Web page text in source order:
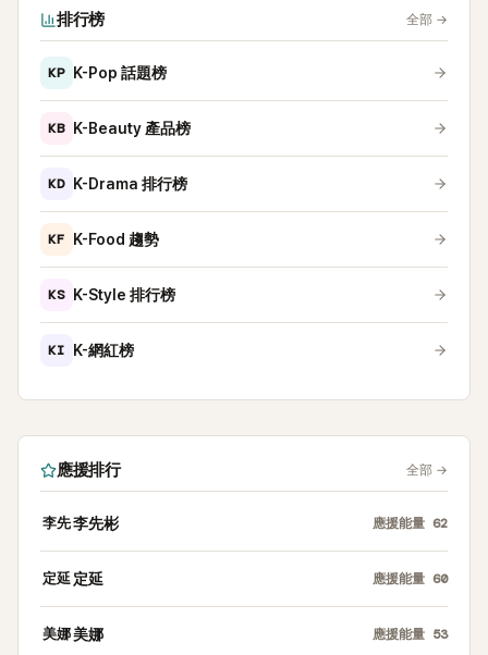
排行榜 全部 →
KP K-Pop 話題榜
KB K-Beauty 產品榜
KD K-Drama 排行榜
KF K-Food 趨勢
KS K-Style 排行榜
KI K-網紅榜
應援排行 全部 →
李先李先彬 應援能量 62
定延 定延 應援能量 60
美娜美娜 應援能量 53